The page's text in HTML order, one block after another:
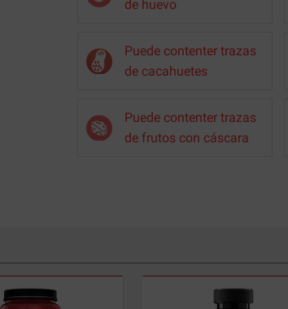
de huevo
Puede contenter trazas
de cacahuetes
Puede contenter trazas
de frutos con cáscara